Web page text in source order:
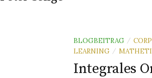
BLOGBEITRAG /
LEARNING /
Integrales